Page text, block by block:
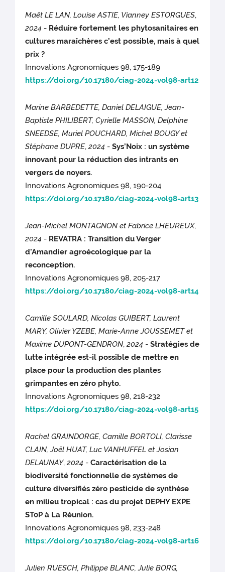
Maët LE LAN, Louise ASTIE, Vianney ESTORGUES,
2024 - Réduire fortement les phytosanitaires en
cultures maraîchères c’est possible, mais à quel
prix ?
Innovations Agronomiques 98, 175-189
https://doi.org/10.17180/ciag-2024-vol98-art12
Marine BARBEDETTE, Daniel DELAIGUE, Jean-
Baptiste PHILIBERT, Cyrielle MASSON, Delphine
SNEEDSE, Muriel POUCHARD, Michel BOUGY et
Stéphane DUPRE,2024 -Sys’Noix : un système
innovant pour la réduction des intrants en
vergers de noyers.
Innovations Agronomiques 98, 190-204
https://doi.org/10.17180/ciag-2024-vol98-art13
Jean-Michel MONTAGNON et Fabrice LHEUREUX,
2024 - REVATRA : Transition du Verger
d’Amandier agroécologique par la
reconception.
Innovations Agronomiques 98, 205-217
https://doi.org/10.17180/ciag-2024-vol98-art14
Camille SOULARD, Nicolas GUIBERT, Laurent
MARY, Olivier YZEBE, Marie-Anne JOUSSEMET et
Maxime DUPONT-GENDRON,2024 -Stratégies de
lutte intégrée est-il possible de mettre en
place pour la production des plantes
grimpantes en zéro phyto.
Innovations Agronomiques 98, 218-232
https://doi.org/10.17180/ciag-2024-vol98-art15
Rachel GRAINDORGE, Camille BORTOLI, Clarisse
CLAIN, Joël HUAT, Luc VANHUFFEL et Josian
DELAUNAY,2024 -Caractérisation de la
biodiversité fonctionnelle de systèmes de
culture diversifiés zéro pesticide de synthèse
en milieu tropical : cas du projet DEPHY EXPE
ST0P à La Réunion.
Innovations Agronomiques 98, 233-248
https://doi.org/10.17180/ciag-2024-vol98-art16
Julien RUESCH, Philippe BLANC, Julie BORG,